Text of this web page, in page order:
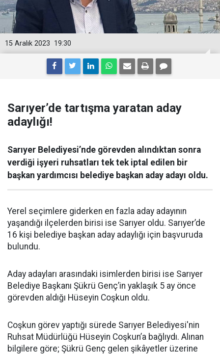
19:30
15 Aralık 2023
Sarıyer’de tartışma yaratan aday
adaylığı!
Sarıyer Belediyesi’nde görevden alındıktan sonra
verdiği işyeri ruhsatları tek tek iptal edilen bir
başkan yardımcısı belediye başkan aday adayı oldu.
Yerel seçimlere giderken en fazla aday adayının
yaşandığı ilçelerden birisi ise Sarıyer oldu. Sarıyer’de
16 kişi belediye başkan aday adaylığı için başvuruda
bulundu.
Aday adayları arasındaki isimlerden birisi ise Sarıyer
Belediye Başkanı Şükrü Genç’in yaklaşık 5 ay önce
görevden aldığı Hüseyin Coşkun oldu.
Coşkun görev yaptığı sürede Sarıyer Belediyesi'nin
Ruhsat Müdürlüğü Hüseyin Coşkun’a bağlıydı. Alınan
bilgilere göre; Şükrü Genç gelen şikâyetler üzerine